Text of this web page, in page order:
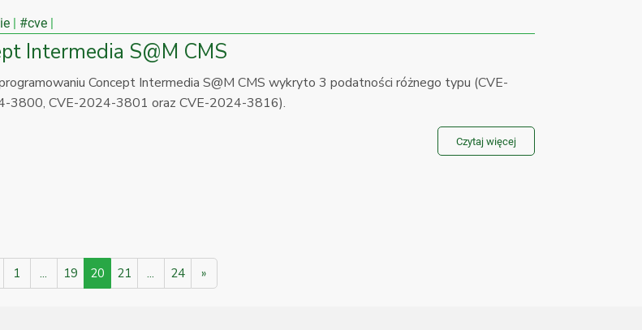
#cve
Intermedia S@M CMS
Concept Intermedia S@M CMS wykryto 3 podatności różnego typu (CVE-
3800, CVE-2024-3801 oraz CVE-2024-3816).
Czytaj więcej
1 ... 19 20 21 ... 24 »